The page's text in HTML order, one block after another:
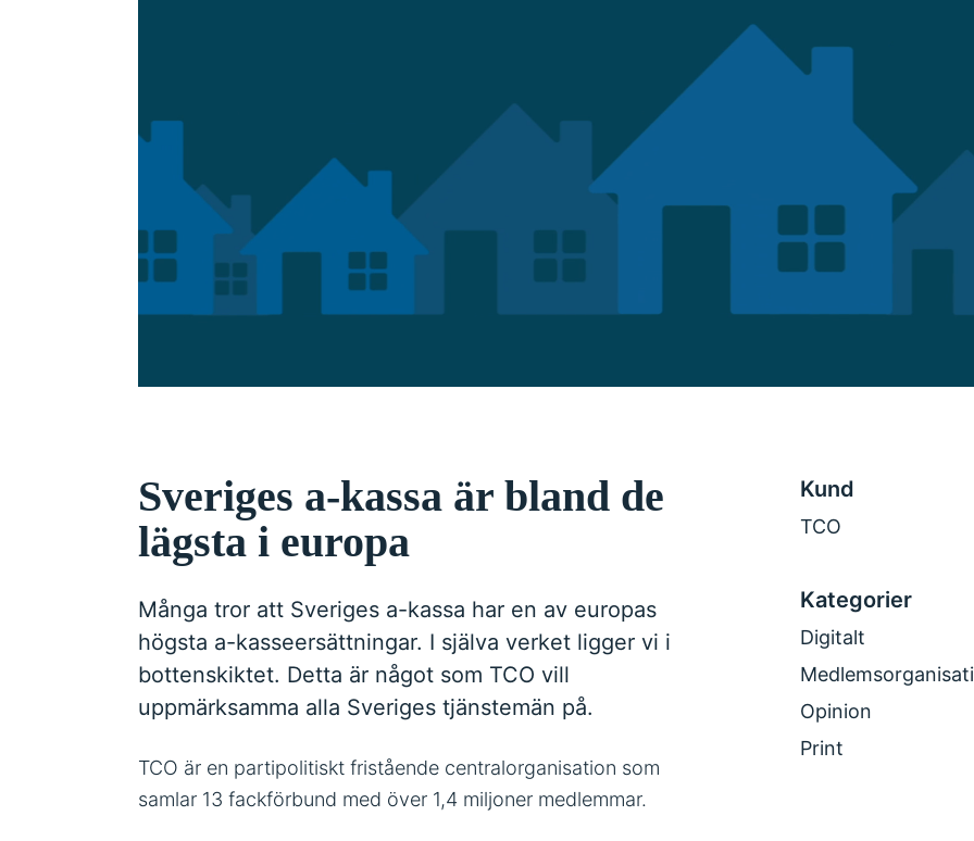
Sveriges a-kassa är bland de
lägsta i europa
Många tror att Sveriges a-kassa har en av europas
högsta a-kasseersättningar. I själva verket ligger vi i
bottenskiktet. Detta är något som TCO vill
uppmärksamma alla Sveriges tjänstemän på.
TCO är en partipolitiskt fristående centralorganisation som
samlar 13 fackförbund med över 1,4 miljoner medlemmar.
Kund
TCO
Kategorier
Digitalt
Opinion
Print